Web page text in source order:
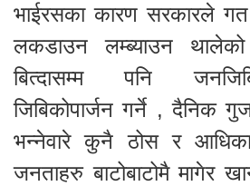
भाईरसका कारण सरकारले
लकडाउन लम्ब्याउन
बित्दासम्म पनि
जिबिकोपार्जन गर्ने , दैनिक
भन्नेवारे कुनै ठोस र
जनताहरु बाटोबाटोमै मागेर